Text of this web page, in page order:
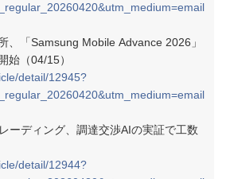
、「Samsung Mobile Advance 2026」
始（04/15）
detail/12945?
ーディング、調達交渉AIの実証で工数
detail/12944?